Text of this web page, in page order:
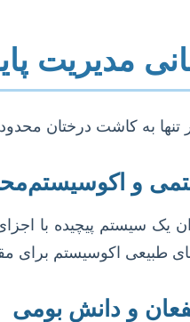
مدیریت
تنها به کاشت درختان
و
یک سیستم پیچیده با
طبیعی اکوسیستم برای
و دانش بومی